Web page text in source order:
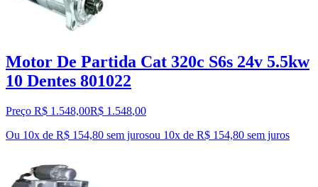
Motor De Partida Cat 320c S6s 24v 5.5kw
10 Dentes 801022
Preço R$ 1.548,00R$ 1.548,00
Ou 10x de R$ 154,80 sem jurosou 10x de R$ 154,80 sem juros